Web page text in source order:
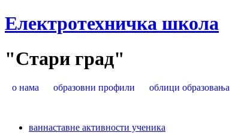
Електротехничка школа
"Стари град"
о нама образовни профили облици образовања
ваннаставне активности ученика